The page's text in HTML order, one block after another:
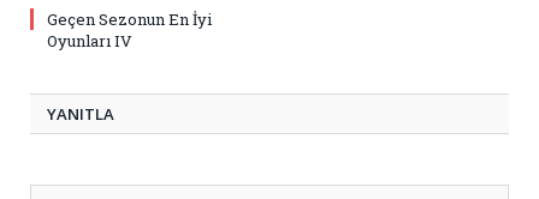
Geçen Sezonun En İyi
Oyunları IV
YANITLA